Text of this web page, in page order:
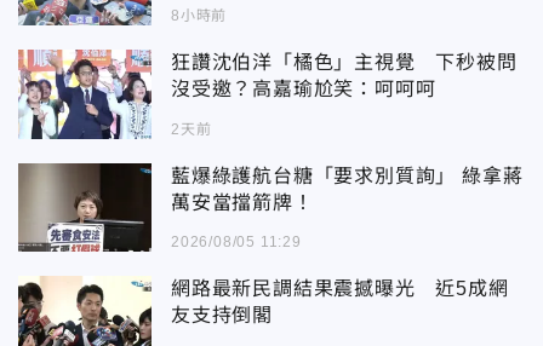
8小時前
狂讚沈伯洋「橘色」主視覺 下秒被問
沒受邀？高嘉瑜尬笑：呵呵呵
2天前
藍爆綠護航台糖「要求別質詢」 綠拿蔣
萬安當擋箭牌！
2026/08/05 11:29
網路最新民調結果震撼曝光 近5成網
友支持倒閣